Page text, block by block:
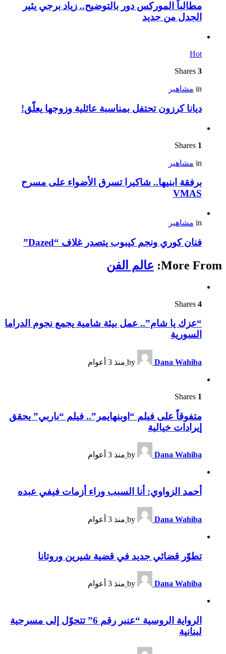
مطالباً الموركس دور بالتوضيح.. زياد برجي يثير
الجدل من جديد
Hot
3
in مشاهير
ديانا كرزون تحتفل بمناسبة عائلية وزوجها يعلّق!
1
in مشاهير
برفقة ابنيها.. شاكيرا تسرق الأضواء على مسرح
VMAS
in مشاهير
فنان كوري ونجم كيبوب يتصدر غلاف “Dazed”
More From: عالم الفن
4
“عزك يا شام”.. عمل بيئة شامية يجمع نجوم الدراما
السورية
by Dana Wahiba منذ 3 أعوام
1
متفوقاً على فيلم “اوبنهايمر”.. فيلم “باربي” يحقق
إيرادات خيالية
by Dana Wahiba منذ 3 أعوام
أحمد الزواوي: أنا السبب وراء أزمات فيفي عبده
by Dana Wahiba منذ 3 أعوام
تطوّر قضائي جديد في قضية شيرين وروتانا
by Dana Wahiba منذ 3 أعوام
الرواية الروسية “عنبر رقم 6” تتحوّل إلى مسرحية
لبنانية